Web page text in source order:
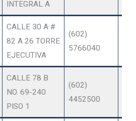
INTEGRAL A
CALLE 30 A #
82 A 26 TORRE
EJECUTIVA
(602)
5766040
CALLE 78 B
NO. 69-240
PISO 1
(602)
4452500